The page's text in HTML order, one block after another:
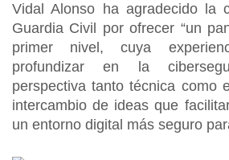
Vidal Alonso ha agradecido la
Guardia Civil por ofrecer “un
primer nivel, cuya
profundizar en la
perspectiva tanto técnica como
intercambio de ideas que
un entorno digital más seguro